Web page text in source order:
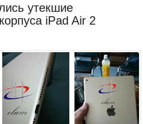
утекшие
iPad Air 2